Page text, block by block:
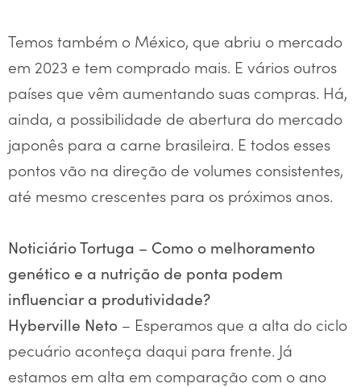
Temos também o México, que abriu o mercado
em 2023 e tem comprado mais. E vários outros
países que vêm aumentando suas compras. Há,
ainda, a possibilidade de abertura do mercado
japonês para a carne brasileira. E todos esses
pontos vão na direção de volumes consistentes,
até mesmo crescentes para os próximos anos.
Noticiário Tortuga – Como o melhoramento
genético e a nutrição de ponta podem
influenciar a produtividade?
Hyberville Neto – Esperamos que a alta do ciclo
pecuário aconteça daqui para frente. Já
estamos em alta em comparação com o ano